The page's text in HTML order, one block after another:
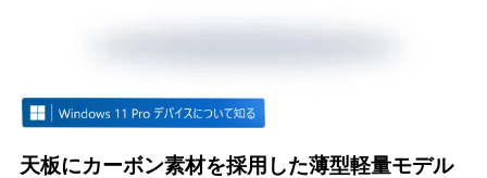
天板にカーボン素材を採用した薄型軽量モデル